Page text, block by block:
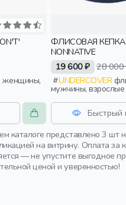
ФЛИСОВАЯ КЕПКА
NONNATIVE
19 600 ₽ 28 000
UNDERCOVERфлис, женщины,
мужчины, взрослые
Быстрый
представлено 3
на витрину. Оплата за
— не упустите
ценой и уверенностью!